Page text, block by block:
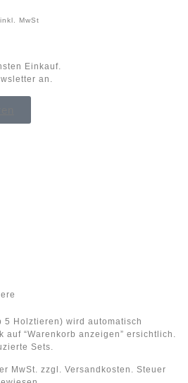
inkl. MwSt
Einkauf.
an.
5 Holztieren) wird automatisch
“Warenkorb anzeigen” ersichtlich.
Sets.
MwSt. zzgl. Versandkosten. Steuer